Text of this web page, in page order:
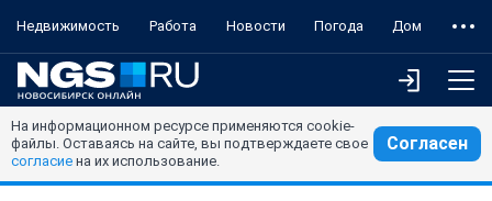
Недвижимость Работа Новости Погода Дом
На информационном ресурсе применяются cookie-
файлы. Оставаясь на сайте, вы подтверждаете свое
согласие на их использование.
Согласен